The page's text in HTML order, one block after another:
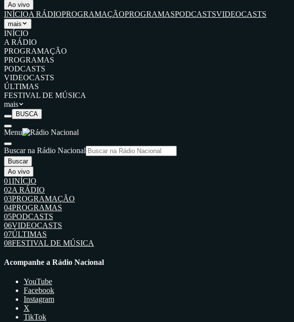
Ao vivo
INÍCIOA RÁDIOPROGRAMAÇÃOPROGRAMASPODCASTSVIDEOCASTS
mais
INÍCIO
A RÁDIO
PROGRAMAÇÃO
PROGRAMAS
PODCASTS
VIDEOCASTS
ÚLTIMAS
FESTIVAL DE MÚSICA
mais
BUSCA
Menu
Buscar na Rádio Nacional
Buscar
Ao vivo
01INÍCIO
02A RÁDIO
03PROGRAMAÇÃO
04PROGRAMAS
05PODCASTS
06VIDEOCASTS
07ÚLTIMAS
08FESTIVAL DE MÚSICA
Acompanhe a Rádio Nacional
YouTube
Facebook
Instagram
X
TikTok